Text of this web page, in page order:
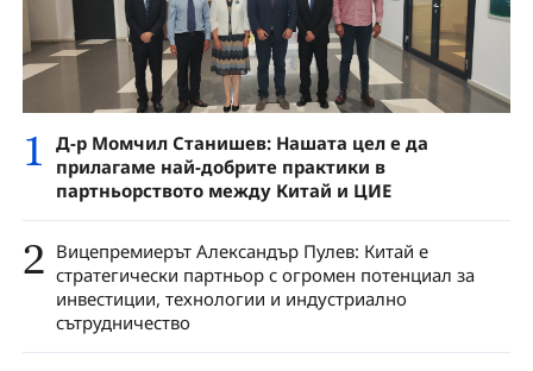
1 Д-р Момчил Станишев: Нашата цел е да
прилагаме най-добрите практики в
партньорството между Китай и ЦИЕ
2 Вицепремиерът Александър Пулев: Китай е
стратегически партньор с огромен потенциал за
инвестиции, технологии и индустриално
сътрудничество